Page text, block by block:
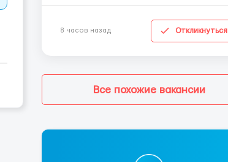
8 часов назад Откликнуться
Все похожие вакансии